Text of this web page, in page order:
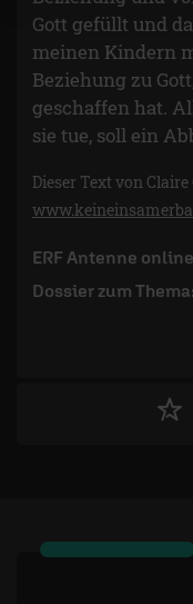
Gott gefüllt und
meinen Kindern
Beziehung zu
geschaffen hat.
sie tue, soll ein
Dieser Text von
ERF Antenne
Dossier zum